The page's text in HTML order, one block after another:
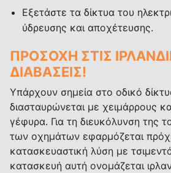
Εξετάστε τα δίκτυα του
ύδρευσης και αποχέτευσης.
ΠΡΟΣΟΧΗ ΣΤΙΣ
ΔΙΑΒΑΣΕΙΣ!
Υπάρχουν σημεία στο οδικό
διασταυρώνεται με χειμάρρους
γέφυρα. Για τη διευκόλυνση της
των οχημάτων εφαρμόζεται
κατασκευαστική λύση με
κατασκευή αυτή ονομάζεται